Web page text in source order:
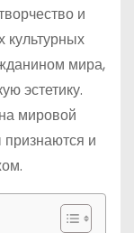
и
культурных
мира,
эстетику.
мировой
и